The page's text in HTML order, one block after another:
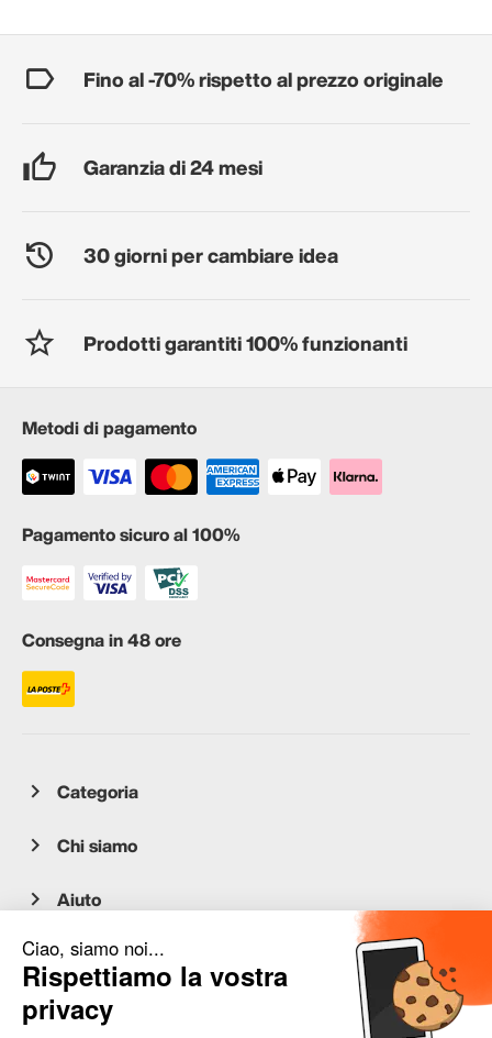
Fino al -70% rispetto al prezzo originale
Garanzia di 24 mesi
30 giorni per cambiare idea
Prodotti garantiti 100% funzionanti
Metodi di pagamento
Pagamento sicuro al 100%
Consegna in 48 ore
Categoria
Chi siamo
Aiuto
Servizio clienti
occasion.migros.mobile@recommerce.com